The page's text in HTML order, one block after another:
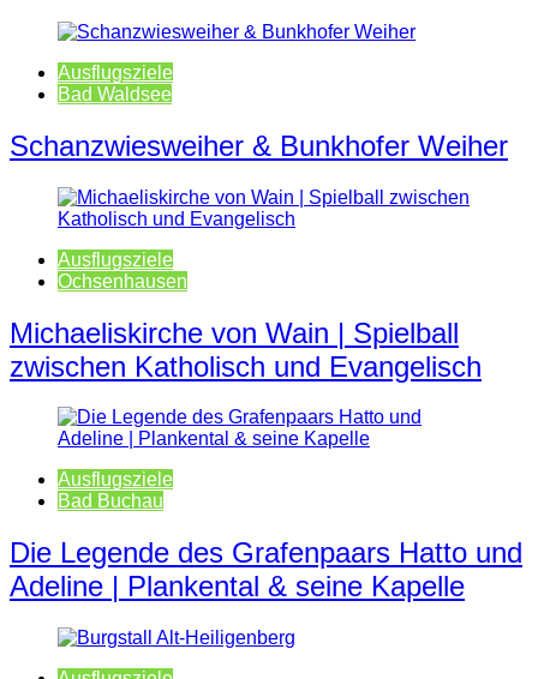
Ausflugsziele
Bad Waldsee
Schanzwiesweiher & Bunkhofer Weiher
Ausflugsziele
Ochsenhausen
Michaeliskirche von Wain | Spielball
zwischen Katholisch und Evangelisch
Ausflugsziele
Bad Buchau
Die Legende des Grafenpaars Hatto und
Adeline | Plankental & seine Kapelle